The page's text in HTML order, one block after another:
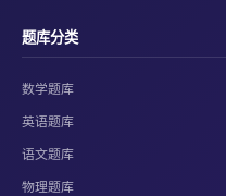
题库分类
数学题库
英语题库
语文题库
物理题库